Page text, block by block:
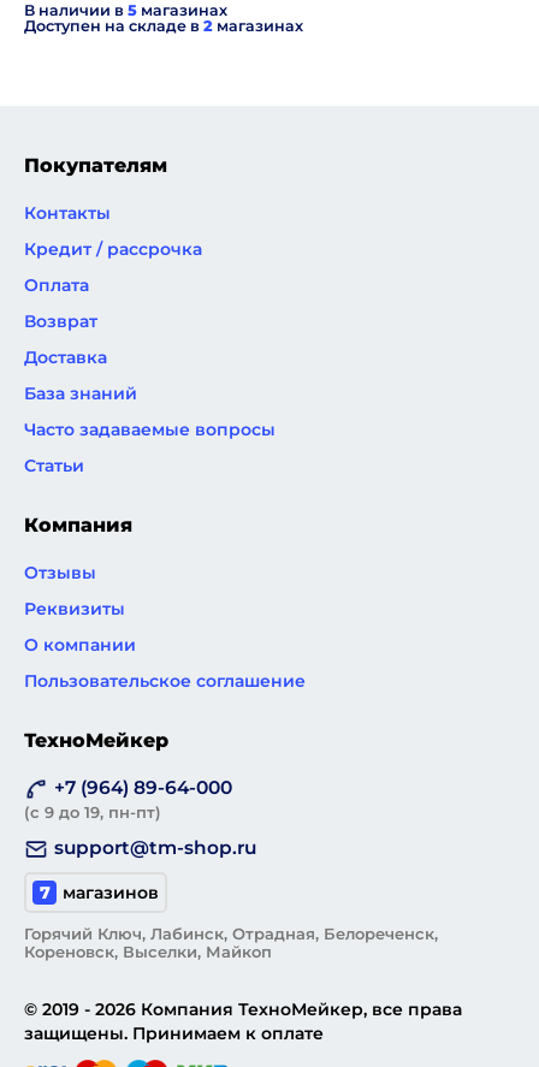
В наличии в 5 магазинах
Доступен на складе в 2 магазинах
Покупателям
Контакты
Кредит / рассрочка
Оплата
Возврат
Доставка
База знаний
Часто задаваемые вопросы
Статьи
Компания
Отзывы
Реквизиты
О компании
Пользовательское соглашение
ТехноМейкер
+7 (964) 89-64-000
(с 9 до 19, пн-пт)
support@tm-shop.ru
7 магазинов
Горячий Ключ, Лабинск, Отрадная, Белореченск,
Кореновск, Выселки, Майкоп
© 2019 - 2026 Компания ТехноМейкер, все права
защищены. Принимаем к оплате